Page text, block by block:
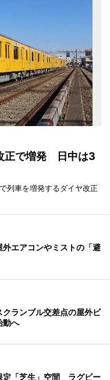
正で増発 日中は3
列車を増発するダイヤ改正
エアコンやミストの「避
ランブル交差点の屋外ビ
動へ
定「芝生」空間 ラグビー